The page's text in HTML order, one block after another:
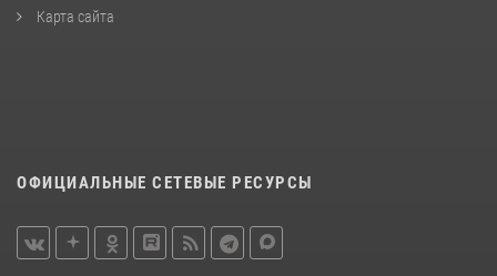
Карта сайта
ОФИЦИАЛЬНЫЕ СЕТЕВЫЕ РЕСУРСЫ